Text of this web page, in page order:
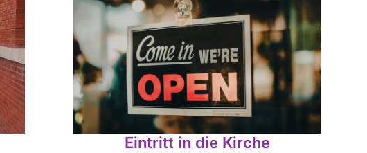
Eintritt in die Kirche